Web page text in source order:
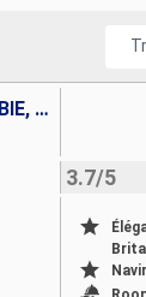
MAURICE, RÉUNION, AFRIQUE DU SUD, NAMIBIE, ARUBA, PANAMA, SALVADOR, MEXIQUE, ÉTATS-UNIS, FRANCE, FIDJI (ÎLES), NOUVELLE-CALÉDONIE, AUSTRALIE, INDONÉSIE, PHILIPPINES, CHINE, VIETNAM, SINGAPOUR, SÉNÉGAL
3.7/5